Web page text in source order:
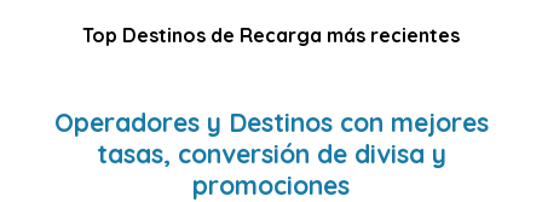
Top Destinos de Recarga más recientes
Operadores y Destinos con mejores
tasas, conversión de divisa y
promociones